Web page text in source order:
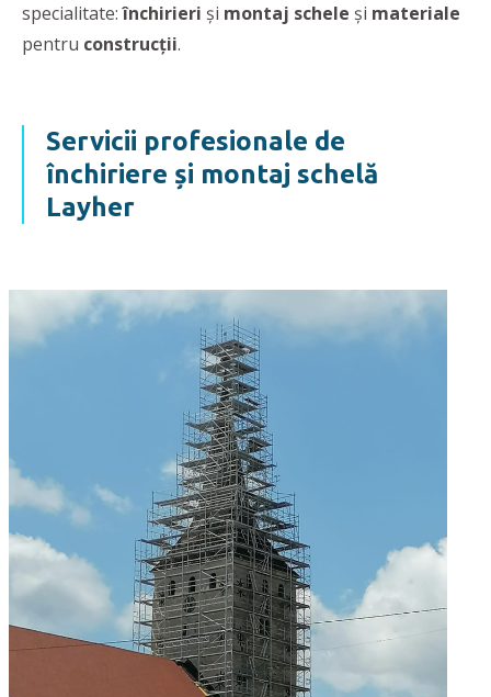
specialitate:închirieri şi montaj schele şi materiale
pentru construcţii.
Servicii profesionale de
închiriere și montaj schelă
Layher